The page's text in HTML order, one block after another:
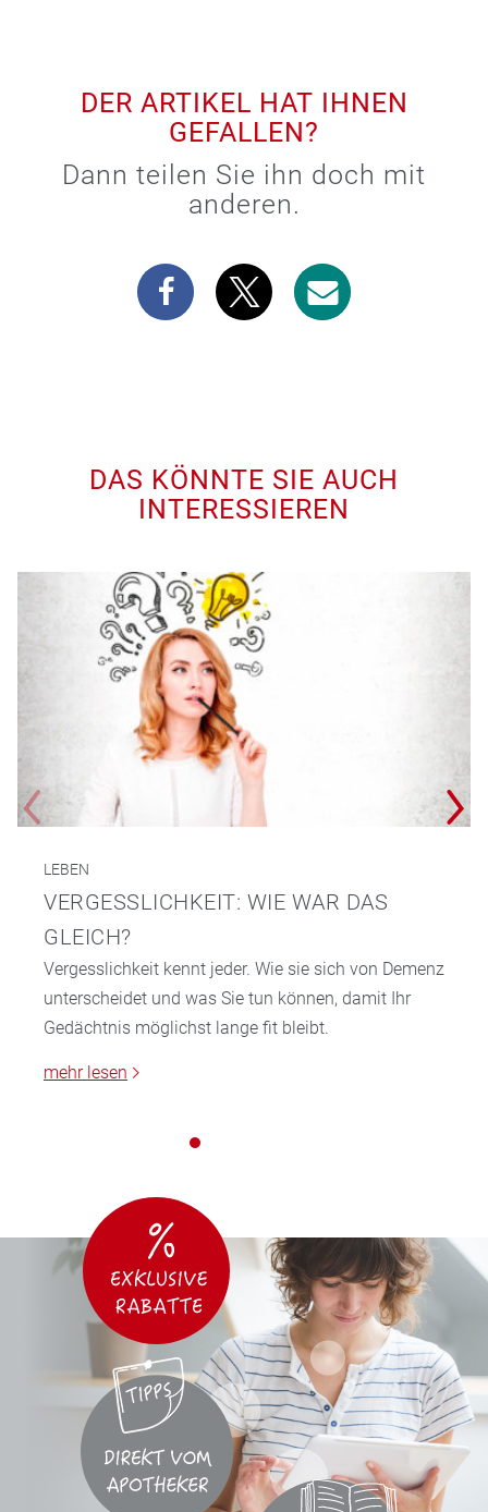
DER ARTIKEL HAT IHNEN
GEFALLEN?
Dann teilen Sie ihn doch mit
anderen.
DAS KÖNNTE SIE AUCH
INTERESSIEREN
LEBEN
VERGESSLICHKEIT: WIE WAR DAS
GLEICH?
Vergesslichkeit kennt jeder. Wie sie sich von Demenz
unterscheidet und was Sie tun können, damit Ihr
Gedächtnis möglichst lange fit bleibt.
mehr lesen